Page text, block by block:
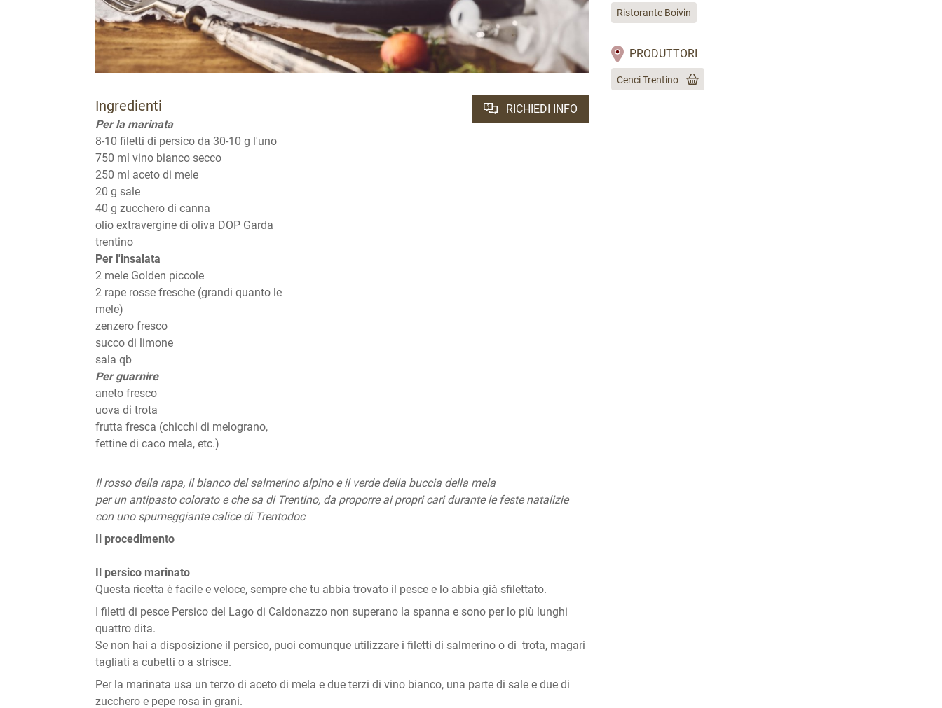
Ingredienti
Per la marinata
8-10 filetti di persico da 30-10 g l'uno
750 ml vino bianco secco
250 ml aceto di mele
20 g sale
40 g zucchero di canna
olio extravergine di oliva DOP Garda
trentino
Per l'insalata
2 mele Golden piccole
2 rape rosse fresche (grandi quanto le
mele)
zenzero fresco
succo di limone
sala qb
Per guarnire
aneto fresco
uova di trota
frutta fresca (chicchi di melograno,
fettine di caco mela, etc.)
RICHIEDI INFO
Il rosso della rapa, il bianco del salmerino alpino e il verde della buccia della mela
per un antipasto colorato e che sa di Trentino, da proporre ai propri cari durante le feste natalizie
con uno spumeggiante calice di Trentodoc
Il procedimento
Il persico marinato
Questa ricetta è facile e veloce, sempre che tu abbia trovato il pesce e lo abbia già sfilettato.
I filetti di pesce Persico del Lago di Caldonazzo non superano la spanna e sono per lo più lunghi
quattro dita.
Se non hai a disposizione il persico, puoi comunque utilizzare i filetti di salmerino o di trota, magari
tagliati a cubetti o a strisce.
Per la marinata usa un terzo di aceto di mela e due terzi di vino bianco, una parte di sale e due di
zucchero e pepe rosa in grani.
Ristorante Boivin
PRODUTTORI
Cenci Trentino